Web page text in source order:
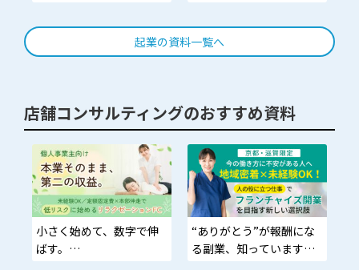
く“順番”です
起業の資料一覧へ
店舗コンサルティングのおすすめ資料
小さく始めて、数字で伸
ばす。
“ありがとう”が報酬にな
る副業、知っています